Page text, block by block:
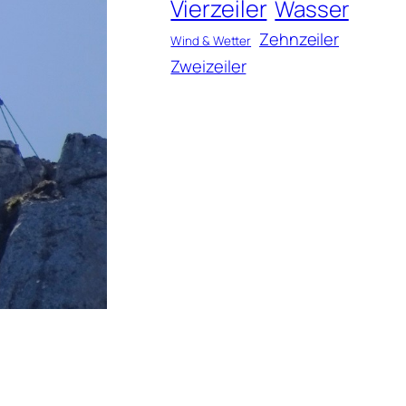
Vierzeiler Wasser
Wind & Wetter Zehnzeiler
Zweizeiler